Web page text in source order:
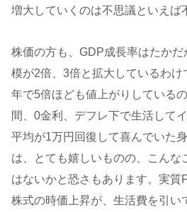
増大していくのは不思議といえば
株価の方も、GDP成長率はたかだ
模が2倍、3倍と拡大しているわ
年で5倍ほども値上がりしている
間、0金利、デフレ下で生活して
平均が1万円回復して喜んでいた
は、とても嬉しいものの、こんな
はないかと恐さもあります。実質
株式の時価上昇が、生活費を引い